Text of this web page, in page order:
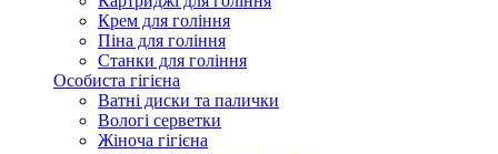
Крем для гоління
Піна для гоління
Станки для гоління
Особиста гігієна
Ватні диски та палички
Вологі серветки
Жіноча гігієна